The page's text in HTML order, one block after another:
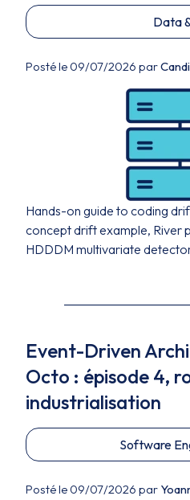
Data
Posté le 09/07/2026 par
Hands-on guide to coding
concept drift example, River
HDDDM multivariate
Event-Driven
Octo : épisode 4,
industrialisation
Software
Posté le 09/07/2026 par